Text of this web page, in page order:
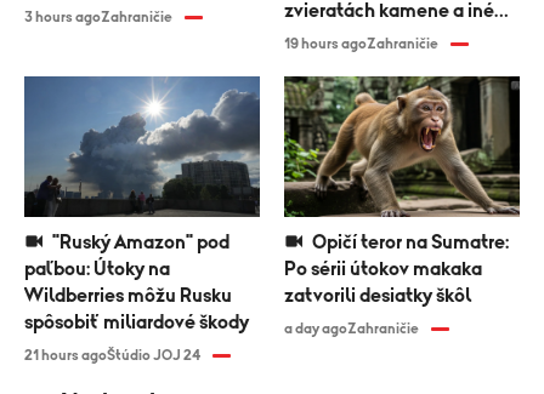
3 hours agoZahraničie
zvieratách kamene a iné
predmety
19 hours agoZahraničie
paľbou: Útoky na
Wildberries môžu Rusku
spôsobiť miliardové škody
21 hours agoŠtúdio JOJ 24
Po sérii útokov makaka
zatvorili desiatky škôl
a day agoZahraničie